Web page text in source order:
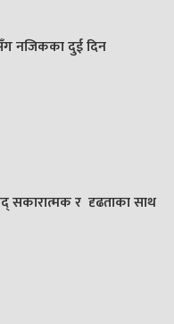
नजिकका दुई दिन
सकारात्मक र दृढताका साथ